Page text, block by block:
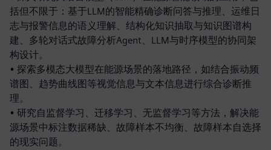
括但不限于：基于LLM的智能精确诊断问答与推理、运维日
志与报警信息的语义理解、结构化知识抽取与知识图谱构
建、多轮对话式故障分析Agent、LLM与时序模型的协同架
构设计。
• 探索多模态大模型在能源场景的落地路径，如结合振动频
谱图、趋势曲线图等视觉信息与文本信息进行综合诊断推
理。
• 研究自监督学习、迁移学习、无监督学习等方法，解决能
源场景中标注数据稀缺、故障样本不均衡、故障样本自选择
的现实问题。